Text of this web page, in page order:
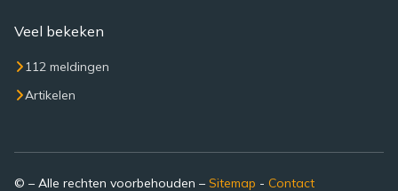
Veel bekeken
112 meldingen
Artikelen
© – Alle rechten voorbehouden – Sitemap - Contact